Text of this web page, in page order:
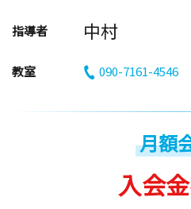
指導者 中村
教室 090-7161-4546
月額
入会